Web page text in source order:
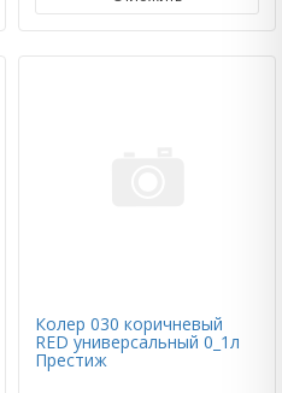
Колер 030 коричневый
RED универсальный 0_1л
Престиж